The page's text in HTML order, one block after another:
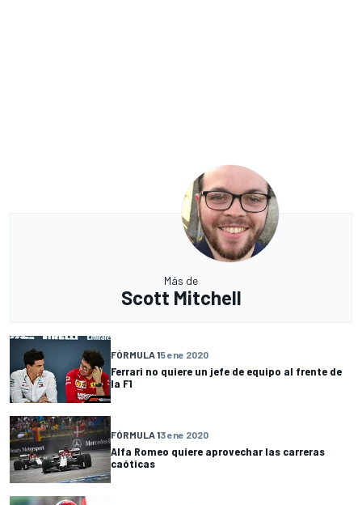
Más de
Scott Mitchell
FÓRMULA 15 ene 2020
Ferrari no quiere un jefe de equipo al frente de
la F1
FÓRMULA 13 ene 2020
Alfa Romeo quiere aprovechar las carreras
caóticas